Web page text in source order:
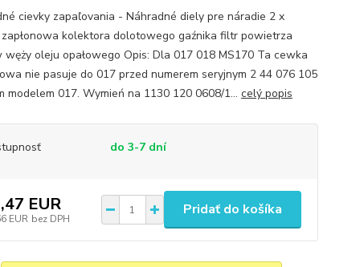
cievky zapaľovania - Náhradné diely pre náradie 2 x
kolektora dolotowego gaźnika filtr powietrza
węży oleju opałowego Opis: Dla 017 018 MS170 Ta cewka
nie pasuje do 017 przed numerem seryjnym 2 44 076 105
modelem 017. Wymień na 1130 120 0608/1... celý popis
do 3-7 dní
EUR
EUR bez DPH
Pridať do košíka